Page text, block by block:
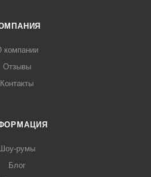
компании
Отзывы
Контакты
Шоу-румы
Блог